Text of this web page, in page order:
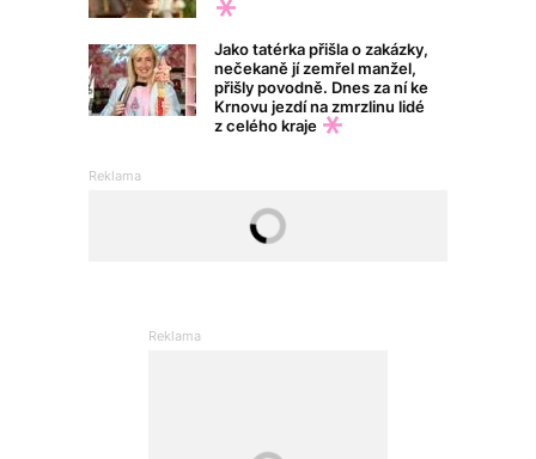
Jako tatérka přišla o zakázky,
nečekaně jí zemřel manžel,
přišly povodně. Dnes za ní ke
Krnovu jezdí na zmrzlinu lidé
z celého kraje